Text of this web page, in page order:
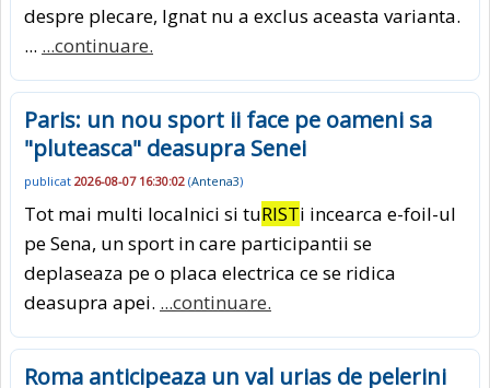
despre plecare, Ignat nu a exclus aceasta varianta.
... ...continuare.
Paris: un nou sport ii face pe oameni sa
"pluteasca" deasupra Senei
publicat 2026-08-07 16:30:02 (Antena3)
Tot mai multi localnici si tuRISTi incearca e-foil-ul
pe Sena, un sport in care participantii se
deplaseaza pe o placa electrica ce se ridica
deasupra apei. ...continuare.
Roma anticipeaza un val urias de pelerini